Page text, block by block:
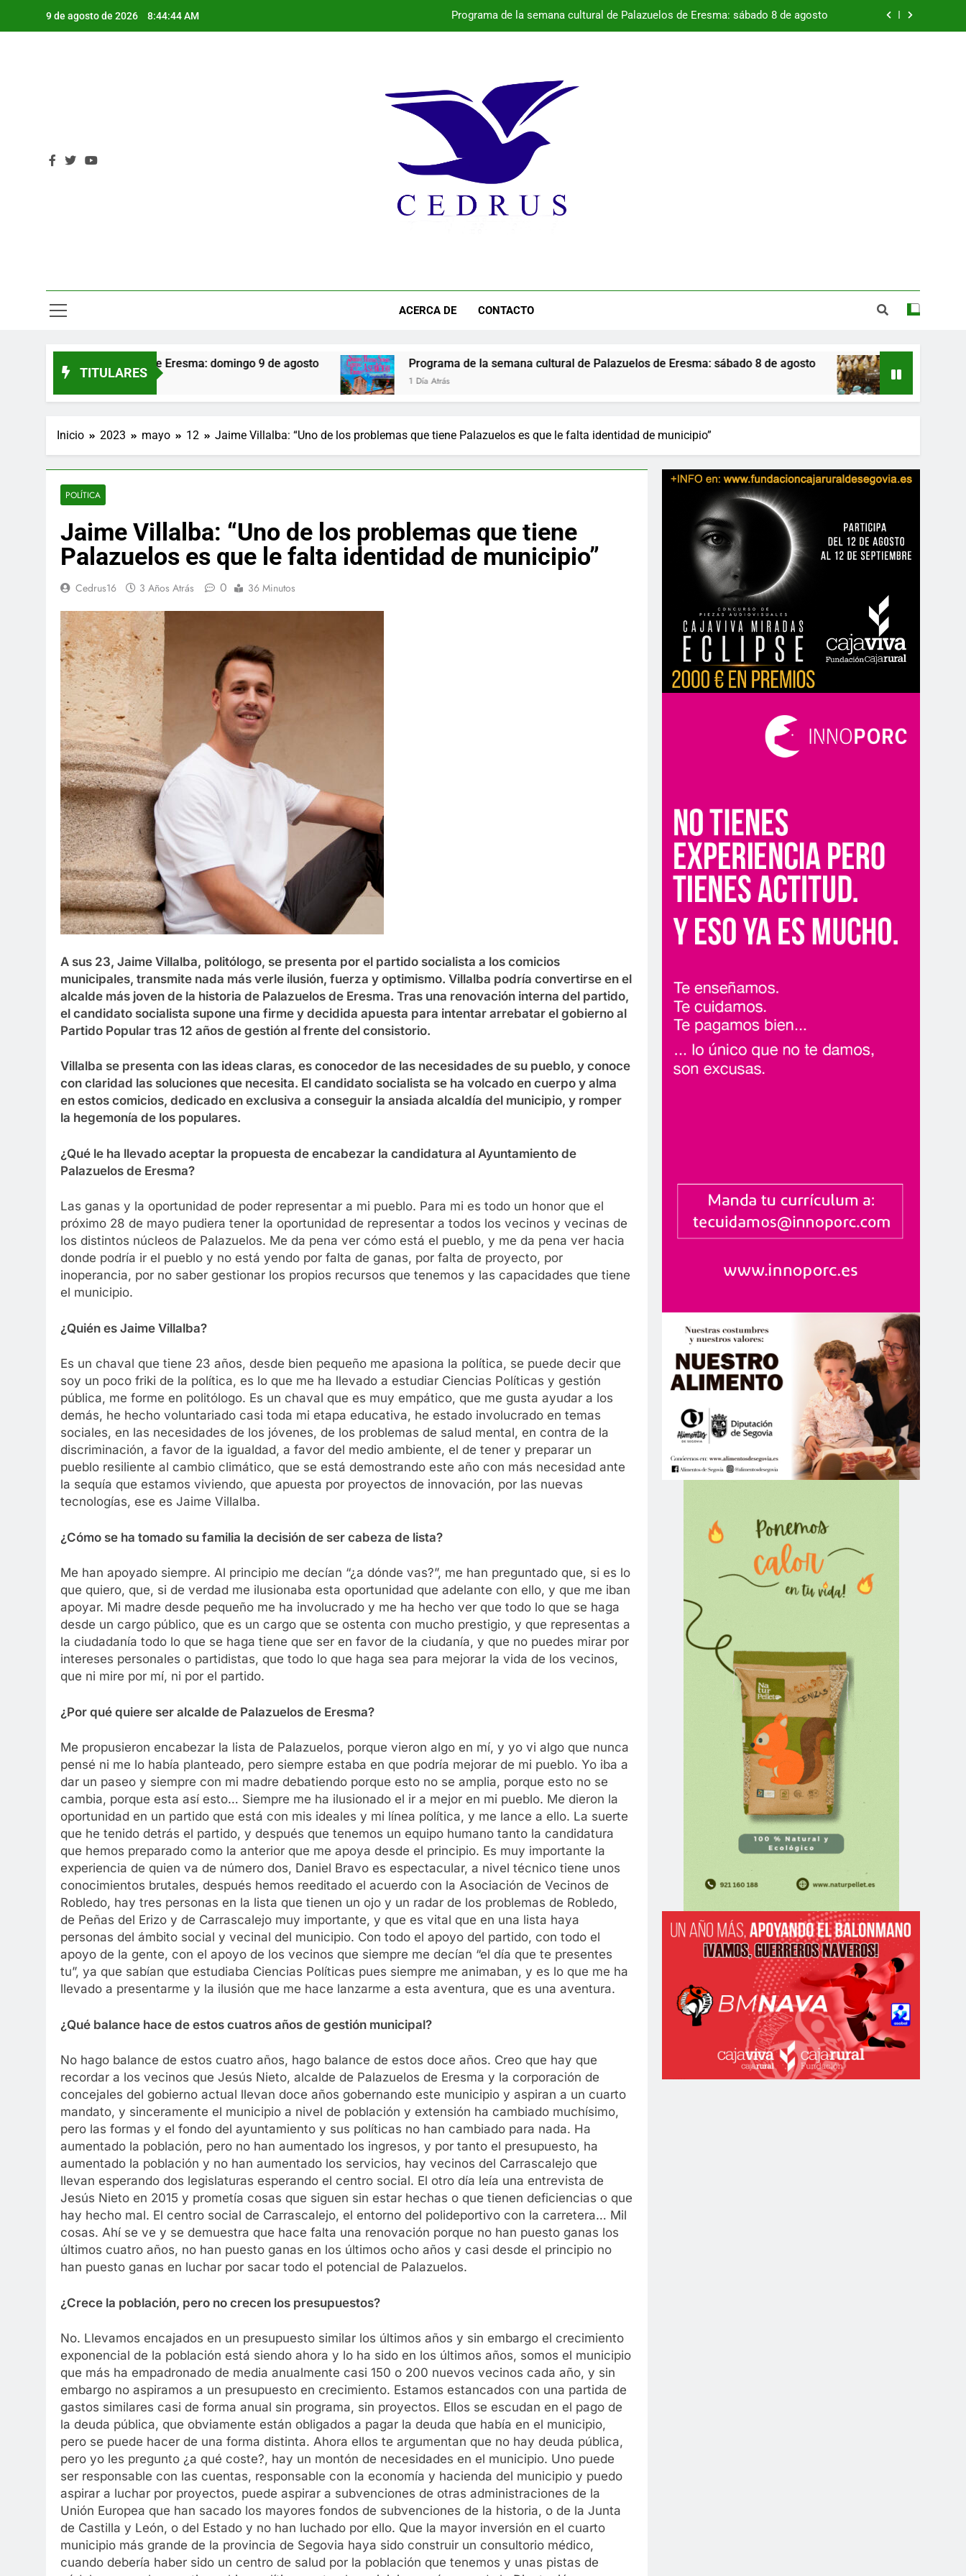
9 de agosto de 2026 8:44:45 AM Programa de la semana cultural de Palazuelos de Eresma: sábado 8 de agosto
La provincia vibra este fin de semana con conciertos y fiestas locales por todo el territorio
Programa de la semana cultural de Palazuelos de Eresma: domingo 9 de agosto
Programa de la semana cultural de Palazuelos de Eresma: sábado 8 de agosto
Monte Nevado gana el Premio Alimentos de España a los mejores jamones 2026
La provincia vibra este fin de semana con conciertos y fiestas locales por todo el territorio
ACERCA DE CONTACTO
TITULARES
de Eresma: domingo 9 de agosto Programa de la semana cultural de Palazuelos de Eresma: sábado 8 de agosto
1 Día Atrás
Monte Nevado gana el
2 Días Atrás
Inicio 2023 mayo 12 Jaime Villalba: “Uno de los problemas que tiene Palazuelos es que le falta identidad de municipio”
POLÍTICA
Jaime Villalba: “Uno de los problemas que tiene
Palazuelos es que le falta identidad de municipio”
Cedrus16 3 Años Atrás 0 36 Minutos
A sus 23, Jaime Villalba, politólogo, se presenta por el partido socialista a los comicios
municipales, transmite nada más verle ilusión, fuerza y optimismo. Villalba podría convertirse en el
alcalde más joven de la historia de Palazuelos de Eresma. Tras una renovación interna del partido,
el candidato socialista supone una firme y decidida apuesta para intentar arrebatar el gobierno al
Partido Popular tras 12 años de gestión al frente del consistorio.
Villalba se presenta con las ideas claras, es conocedor de las necesidades de su pueblo, y conoce
con claridad las soluciones que necesita. El candidato socialista se ha volcado en cuerpo y alma
en estos comicios, dedicado en exclusiva a conseguir la ansiada alcaldía del municipio, y romper
la hegemonía de los populares.
¿Qué le ha llevado aceptar la propuesta de encabezar la candidatura al Ayuntamiento de
Palazuelos de Eresma?
Las ganas y la oportunidad de poder representar a mi pueblo. Para mi es todo un honor que el
próximo 28 de mayo pudiera tener la oportunidad de representar a todos los vecinos y vecinas de
los distintos núcleos de Palazuelos. Me da pena ver cómo está el pueblo, y me da pena ver hacia
donde podría ir el pueblo y no está yendo por falta de ganas, por falta de proyecto, por
inoperancia, por no saber gestionar los propios recursos que tenemos y las capacidades que tiene
el municipio.
¿Quién es Jaime Villalba?
Es un chaval que tiene 23 años, desde bien pequeño me apasiona la política, se puede decir que
soy un poco friki de la política, es lo que me ha llevado a estudiar Ciencias Políticas y gestión
pública, me forme en politólogo. Es un chaval que es muy empático, que me gusta ayudar a los
demás, he hecho voluntariado casi toda mi etapa educativa, he estado involucrado en temas
sociales, en las necesidades de los jóvenes, de los problemas de salud mental, en contra de la
discriminación, a favor de la igualdad, a favor del medio ambiente, el de tener y preparar un
pueblo resiliente al cambio climático, que se está demostrando este año con más necesidad ante
la sequía que estamos viviendo, que apuesta por proyectos de innovación, por las nuevas
tecnologías, ese es Jaime Villalba.
¿Cómo se ha tomado su familia la decisión de ser cabeza de lista?
Me han apoyado siempre. Al principio me decían “¿a dónde vas?”, me han preguntado que, si es lo
que quiero, que, si de verdad me ilusionaba esta oportunidad que adelante con ello, y que me iban
apoyar. Mi madre desde pequeño me ha involucrado y me ha hecho ver que todo lo que se haga
desde un cargo público, que es un cargo que se ostenta con mucho prestigio, y que representas a
la ciudadanía todo lo que se haga tiene que ser en favor de la ciudanía, y que no puedes mirar por
intereses personales o partidistas, que todo lo que haga sea para mejorar la vida de los vecinos,
que ni mire por mí, ni por el partido.
¿Por qué quiere ser alcalde de Palazuelos de Eresma?
Me propusieron encabezar la lista de Palazuelos, porque vieron algo en mí, y yo vi algo que nunca
pensé ni me lo había planteado, pero siempre estaba en que podría mejorar de mi pueblo. Yo iba a
dar un paseo y siempre con mi madre debatiendo porque esto no se amplia, porque esto no se
cambia, porque esta así esto… Siempre me ha ilusionado el ir a mejor en mi pueblo. Me dieron la
oportunidad en un partido que está con mis ideales y mi línea política, y me lance a ello. La suerte
que he tenido detrás el partido, y después que tenemos un equipo humano tanto la candidatura
que hemos preparado como la anterior que me apoya desde el principio. Es muy importante la
experiencia de quien va de número dos, Daniel Bravo es espectacular, a nivel técnico tiene unos
conocimientos brutales, después hemos reeditado el acuerdo con la Asociación de Vecinos de
Robledo, hay tres personas en la lista que tienen un ojo y un radar de los problemas de Robledo,
de Peñas del Erizo y de Carrascalejo muy importante, y que es vital que en una lista haya
personas del ámbito social y vecinal del municipio. Con todo el apoyo del partido, con todo el
apoyo de la gente, con el apoyo de los vecinos que siempre me decían “el día que te presentes
tu”, ya que sabían que estudiaba Ciencias Políticas pues siempre me animaban, y es lo que me ha
llevado a presentarme y la ilusión que me hace lanzarme a esta aventura, que es una aventura.
¿Qué balance hace de estos cuatros años de gestión municipal?
No hago balance de estos cuatro años, hago balance de estos doce años. Creo que hay que
recordar a los vecinos que Jesús Nieto, alcalde de Palazuelos de Eresma y la corporación de
concejales del gobierno actual llevan doce años gobernando este municipio y aspiran a un cuarto
mandato, y sinceramente el municipio a nivel de población y extensión ha cambiado muchísimo,
pero las formas y el fondo del ayuntamiento y sus políticas no han cambiado para nada. Ha
aumentado la población, pero no han aumentado los ingresos, y por tanto el presupuesto, ha
aumentado la población y no han aumentado los servicios, hay vecinos del Carrascalejo que
llevan esperando dos legislaturas esperando el centro social. El otro día leía una entrevista de
Jesús Nieto en 2015 y prometía cosas que siguen sin estar hechas o que tienen deficiencias o que
hay hecho mal. El centro social de Carrascalejo, el entorno del polideportivo con la carretera… Mil
cosas. Ahí se ve y se demuestra que hace falta una renovación porque no han puesto ganas los
últimos cuatro años, no han puesto ganas en los últimos ocho años y casi desde el principio no
han puesto ganas en luchar por sacar todo el potencial de Palazuelos.
¿Crece la población, pero no crecen los presupuestos?
No. Llevamos encajados en un presupuesto similar los últimos años y sin embargo el crecimiento
exponencial de la población está siendo ahora y lo ha sido en los últimos años, somos el municipio
que más ha empadronado de media anualmente casi 150 o 200 nuevos vecinos cada año, y sin
embargo no aspiramos a un presupuesto en crecimiento. Estamos estancados con una partida de
gastos similares casi de forma anual sin programa, sin proyectos. Ellos se escudan en el pago de
la deuda pública, que obviamente están obligados a pagar la deuda que había en el municipio,
pero se puede hacer de una forma distinta. Ahora ellos te argumentan que no hay deuda pública,
pero yo les pregunto ¿a qué coste?, hay un montón de necesidades en el municipio. Uno puede
ser responsable con las cuentas, responsable con la economía y hacienda del municipio y puedo
aspirar a luchar por proyectos, puede aspirar a subvenciones de otras administraciones de la
Unión Europea que han sacado los mayores fondos de subvenciones de la historia, o de la Junta
de Castilla y León, o del Estado y no han luchado por ello. Que la mayor inversión en el cuarto
municipio más grande de la provincia de Segovia haya sido construir un consultorio médico,
cuando debería haber sido un centro de salud por la población que tenemos y unas pistas de